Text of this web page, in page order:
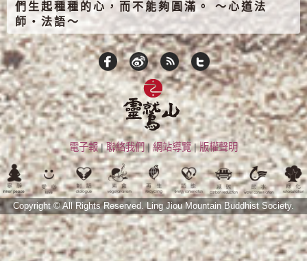
們生起種種的心，而不能夠圓滿。 ～心道法
師‧法語～
電子報|聯絡我們|網站導覽|版權聲明
Copyright © All Rights Reserved.Ling Jiou Mountain Buddhist Society.